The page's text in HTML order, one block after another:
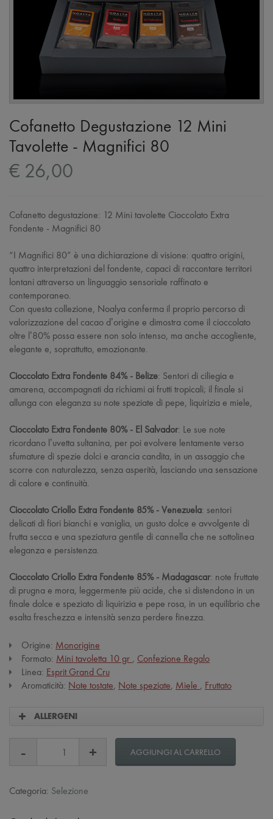
Cofanetto Degustazione 12 Mini
Tavolette - Magnifici 80
€ 26,00
Cofanetto degustazione: 12 Mini tavolette Cioccolato Extra
Fondente - Magnifici 80
“I Magnifici 80” è una dichiarazione di visione: quattro origini,
quattro interpretazioni del fondente, capaci di raccontare territori
lontani attraverso un linguaggio sensoriale raffinato e
contemporaneo.
Con questa collezione, Noalya conferma il proprio percorso di
valorizzazione del cacao d’origine e dimostra come il cioccolato
oltre l’80% possa essere non solo intenso, ma anche accogliente,
elegante e, soprattutto, emozionante.
Cioccolato Extra Fondente 84% - Belize: Sentori di ciliegia e
amarena, accompagnati da richiami ai frutti tropicali; il finale si
allunga con eleganza su note speziate di pepe, liquirizia e miele,
Cioccolato Extra Fondente 80% - El Salvador: Le sue note
ricordano l’uvetta sultanina, per poi evolvere lentamente verso
sfumature di spezie dolci e arancia candita, in un assaggio che
scorre con naturalezza, senza asperità, lasciando una sensazione
di calore e continuità.
Cioccolato Criollo Extra Fondente 85% - Venezuela: sentori
delicati di fiori bianchi e vaniglia, un gusto dolce e avvolgente di
frutta secca e una speziatura gentile di cannella che ne sottolinea
eleganza e persistenza.
Cioccolato Criollo Extra Fondente 85% - Madagascar: note fruttate
di prugna e mora, leggermente più acide, che si distendono in un
finale dolce e speziato di liquirizia e pepe rosa, in un equilibrio che
esalta freschezza e intensità senza perdere finezza.
Origine: Monorigine
Formato: Mini tavoletta 10 gr , Confezione Regalo
Linea: Esprit Grand Cru
Aromaticità: Note tostate, Note speziate, Miele , Fruttato
ALLERGENI
AGGIUNGI AL CARRELLO
Categoria: Selezione